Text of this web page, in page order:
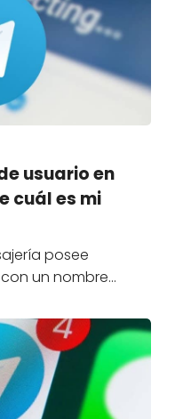
usuario en
cuál es mi
posee
un nombre…